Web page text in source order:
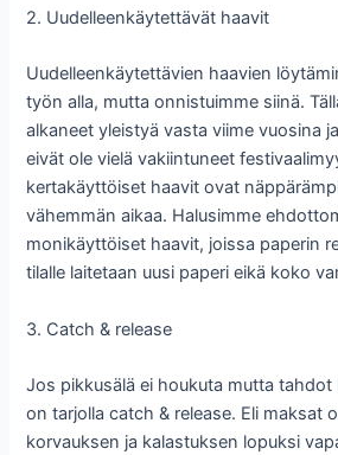
2. Uudelleenkäytettävät haavit
Uudelleenkäytettävien haavien
työn alla, mutta onnistuimme siinä.
alkaneet yleistyä vasta viime vuosina
eivät ole vielä vakiintuneet
kertakäyttöiset haavit ovat
vähemmän aikaa. Halusimme
monikäyttöiset haavit, joissa paperin
tilalle laitetaan uusi paperi eikä koko
3. Catch & release
Jos pikkusälä ei houkuta mutta tahdot
on tarjolla catch & release. Eli maksat
korvauksen ja kalastuksen lopuksi